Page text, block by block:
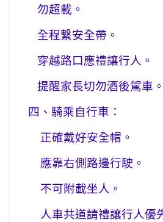
勿超載。
全程繫安全帶。
穿越路口應禮讓行人。
提醒家長切勿酒後駕車。
四、騎乘自行車：
正確戴好安全帽。
應靠右側路邊行駛。
不可附載坐人。
人車共道請禮讓行人優